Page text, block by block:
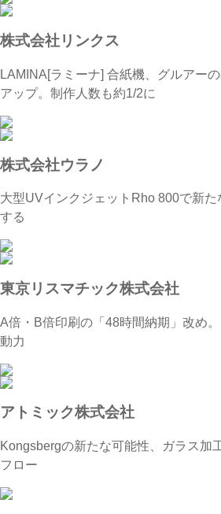
株式会社リンクス
LAMINA[ラミーナ] 合紙機、グルアー
アップ。制作人数も約1/2に
株式会社ウラノ
大型UVインクジェットRho 800で新
する
東京リスマチック株式会社
A倍・B倍印刷の「48時間納期」改め
動力
アトミック株式会社
Kongsbergの新たな可能性、ガラス加
フロー